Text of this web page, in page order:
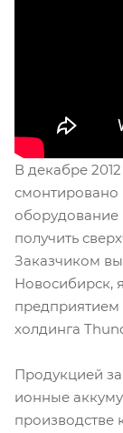
В декабре
смонтировано
получить
Заказчиком
Новосибирск,
холдинга
Продукцией
ионные
производстве